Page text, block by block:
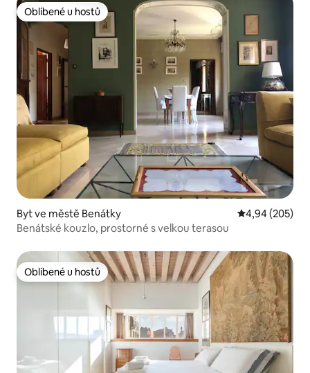
Oblíbené u hostů
Oblíbené u hostů
Byt ve městě Benátky Průměrné
4,94 (205)
Benátské kouzlo, prostorné s velkou terasou
Oblíbené u hostů
Oblíbené u hostů